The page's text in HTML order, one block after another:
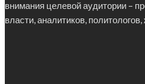
внимания целевой аудитории –
власти, аналитиков,